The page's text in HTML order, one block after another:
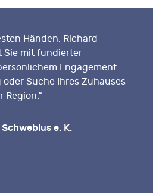
Händen: Richard
Sie mit fundierter
Engagement
Suche Ihres Zuhauses
Region.“
e. K.